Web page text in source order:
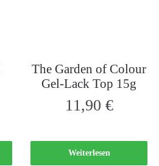
The Garden of Colour
Gel-Lack Top 15g
11,90 €
Weiterlesen